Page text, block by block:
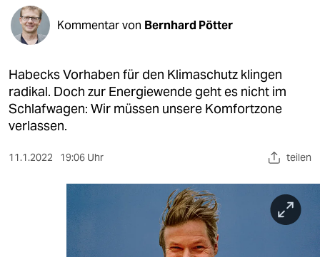
öko
gesellschaft
kultur
sport
Kommentar von Bernhard Pötter
Habecks Vorhaben für den Klimaschutz klingen
radikal. Doch zur Energiewende geht es nicht im
Schlafwagen: Wir müssen unsere Komfortzone
verlassen.
11.1.2022 19:06 Uhr teilen